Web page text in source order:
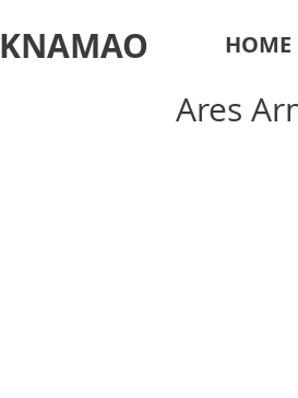
KNAMAO HOME
Ares